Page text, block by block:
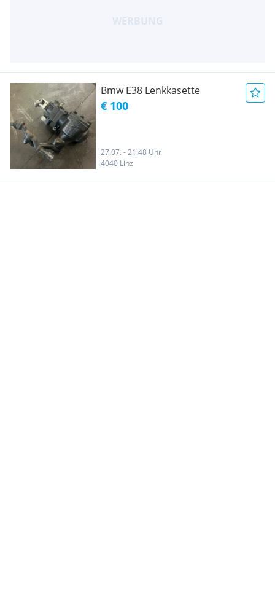
Bmw E38 Lenkkasette
€ 100
27.07. - 21:48 Uhr
4040 Linz